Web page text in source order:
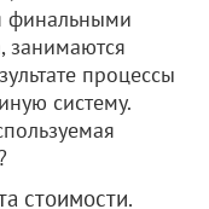
финальными
занимаются
процессы
систему.
стоимости.